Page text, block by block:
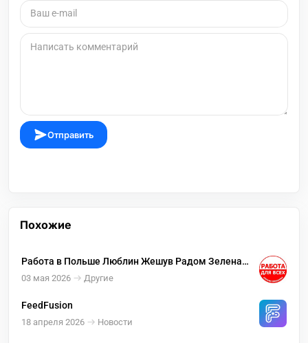
Отправить
Похожие
Работа в Польше Люблин Жешув Радом Зелена
Гура Кошалин Плоцк Скавина
03 мая 2026 Другие
FeedFusion
18 апреля 2026 Новости